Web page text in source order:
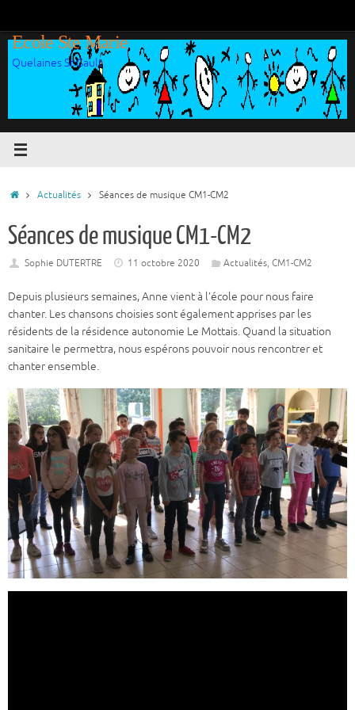
contenu
Ecole Ste Marie
Quelaines St Gault
Accueil
Actualités Séances de musique CM1-CM2
Séances de musique CM1-CM2
Sophie DUTERTRE 11 octobre 2020 Actualités, CM1-CM2
Depuis plusieurs semaines, Anne vient à l’école pour nous faire
chanter. Les chansons choisies sont également apprises par les
résidents de la résidence autonomie Le Mottais. Quand la situation
sanitaire le permettra, nous espérons pouvoir nous rencontrer et
chanter ensemble.